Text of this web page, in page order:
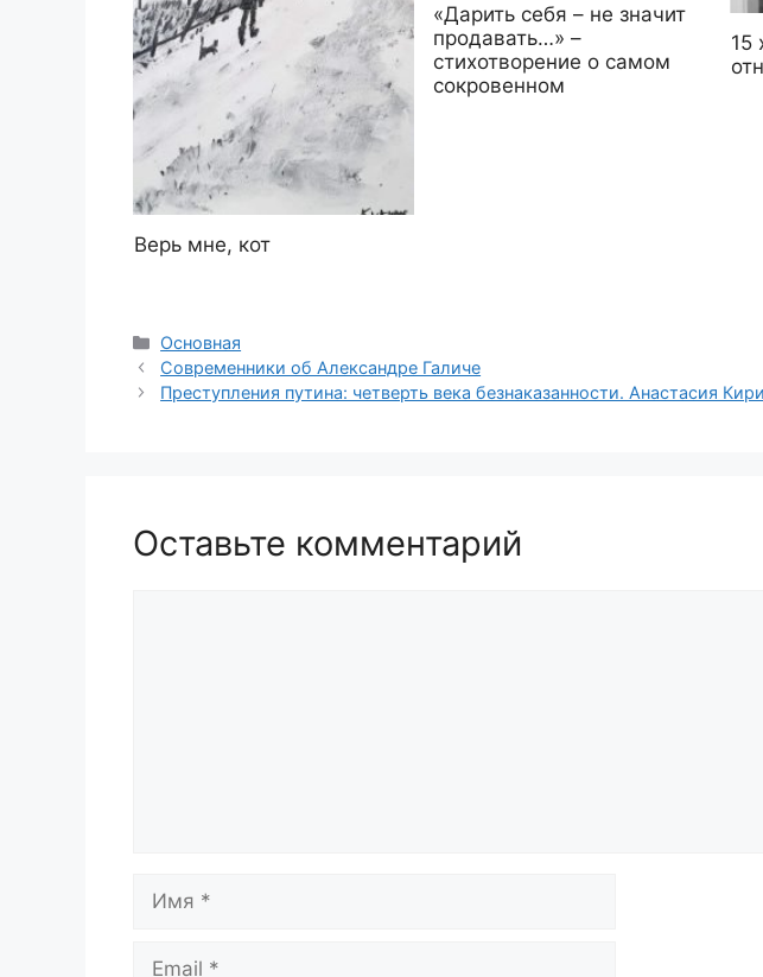
Верь мне, кот
«Дарить себя – не значит
продавать…» –
стихотворение о самом
сокровенном
15
Рубрики
Основная
Современники об Александре Галиче
Преступления путина: четверть века безнаказанности. Анастасия
Оставьте комментарий
Имя
Email